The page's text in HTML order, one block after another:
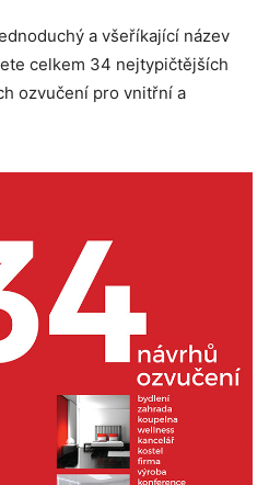
a všeříkající název
celkem 34 nejtypičtějších
ozvučení pro vnitřní a